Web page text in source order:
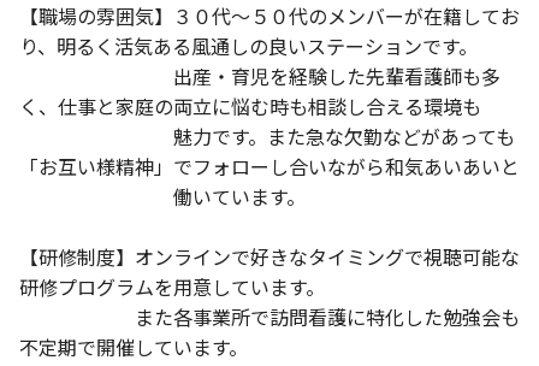
【職場の雰囲気】３０代～５０代のメンバーが在籍してお
り、明るく活気ある風通しの良いステーションです。
出産・育児を経験した先輩看護師も多
く、仕事と家庭の両立に悩む時も相談し合える環境も
魅力です。また急な欠勤などがあっても
「お互い様精神」でフォローし合いながら和気あいあいと
働いています。
【研修制度】オンラインで好きなタイミングで視聴可能な
研修プログラムを用意しています。
また各事業所で訪問看護に特化した勉強会も
不定期で開催しています。